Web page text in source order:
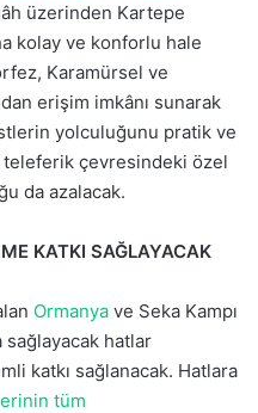
üzerinden Kartepe
kolay ve konforlu hale
Karamürsel ve
erişim imkânı sunarak
yolculuğunu pratik ve
teleferik çevresindeki özel
da azalacak.
KATKI SAĞLAYACAK
Ormanya ve Seka Kampı
sağlayacak hatlar
katkı sağlanacak. Hatlara
tüm